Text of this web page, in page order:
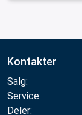
Kontakter
Salg:
Service:
Deler: